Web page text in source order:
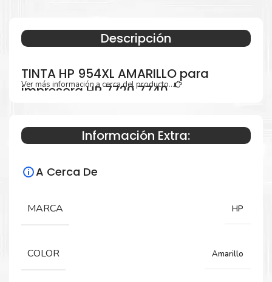
Descripción
TINTA HP 954XL AMARILLO para
impresora HP 7720 7740
Especificaciones Técnicas
Para impresoras:
8210, 8216, 8218, 7740 , 8710, 8720, 8730,
Ver más información a cerca del producto...
Información Extra:
A Cerca De
MARCA HP
COLOR Amarillo